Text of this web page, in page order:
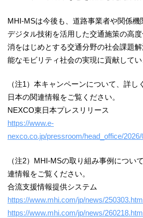
MHI-MSは今後も、道路事業者や関係機
デジタル技術を活用した交通施策の高
消をはじめとする交通分野の社会課題
能なモビリティ社会の実現に貢献してい
（注1）本キャンペーンについて、詳し
日本の関連情報をご覧ください。
NEXCO東日本プレスリリース
https://www.e-
nexco.co.jp/pressroom/head_office/
（注2）MHI-MSの取り組み事例につい
連情報をご覧ください。
合流支援情報提供システム
https://www.mhi.com/jp/news/
https://www.mhi.com/jp/news/